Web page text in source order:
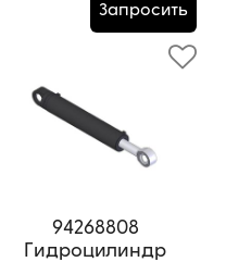
Запросить
94268808
Гидроцилиндр